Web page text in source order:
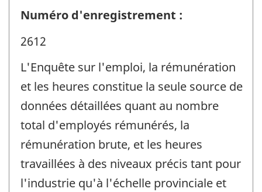
Numéro d'enregistrement :
2612
L'Enquête sur l'emploi, la rémunération
et les heures constitue la seule source de
données détaillées quant au nombre
total d'employés rémunérés, la
rémunération brute, et les heures
travaillées à des niveaux précis tant pour
l'industrie qu'à l'échelle provinciale et